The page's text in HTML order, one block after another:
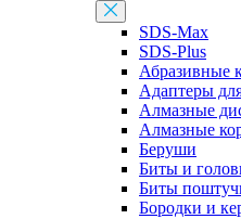
SDS-Max
SDS-Plus
Абразивные
Адаптеры
Алмазные
Алмазные
Беруши
Биты и
Биты
Бородки и